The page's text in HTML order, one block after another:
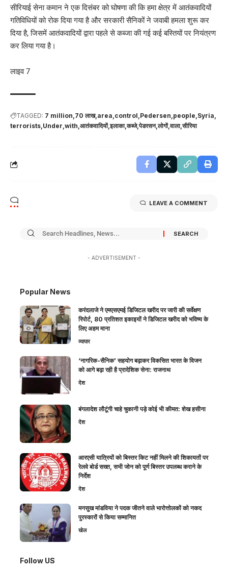
सीरियाई सेना कमान ने एक दिसंबर को घोषणा की कि हमा क्षेत्र में आतंकवादियों
गतिविधियों को रोक दिया गया है और सरकारी सैनिकों ने जवाबी हमला शुरू कर
दिया है, जिसमें आतंकवादियों द्वारा पहले से कब्जा की गई कई बस्तियों पर नियंत्रण
कर लिया गया है।
लाइव 7
TAGGED: 7 million 70 लाख area control Pedersen people Syria
terrorists Under with आतंकवादियों इलाका कब्जे पेडरसन लोगों वाला सीरिया
LEAVE A COMMENT
- ADVERTISEMENT -
Popular News
करंदलाजे ने एमएसएमई डिजिटल खरीद पर जारी की सर्वेक्षण
रिपोर्ट, 80 प्रतिशत इकाइयों ने डिजिटल खरीद को भविष्य के
लिए अहम माना
व्यापार
‘नागरिक-सैनिक’ सहयोग बढ़ाकर विकसित भारत के विजन
को आगे बढ़ा रही है प्रादेशिक सेना: राजनाथ
देश
बंगलादेश लौटूंगी चाहे चुकानी पड़े कोई भी कीमत: शेख हसीना
देश
आरएसी यात्रियों को बिस्तर किट नहीं मिलने की शिकायतों पर
रेलवे बोर्ड सख्त, सभी जोन को पूर्ण बिस्तर उपलब्ध कराने के
निर्देश
देश
मनसुख मांडविया ने पदक जीतने वाले भारोत्तोलकों को नकद
पुरस्कारों से किया सम्मानित
खेल
Follow US